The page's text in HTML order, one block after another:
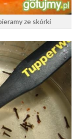
ze skórki